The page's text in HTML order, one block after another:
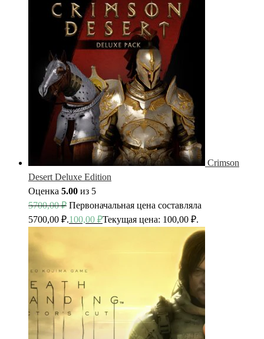
Crimson
Desert Deluxe Edition
Оценка 5.00 из 5
5700,00₽ Первоначальная цена составляла
5700,00 ₽.100,00 ₽Текущая цена: 100,00 ₽.